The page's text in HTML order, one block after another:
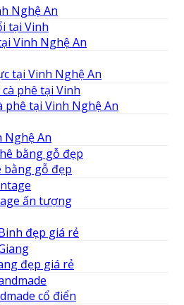
Nghệ An
Vinh Nghệ An
tại Vinh Nghệ An
phê tại Vinh Nghệ An
Nghệ An
bằng gỗ đẹp
ấn tượng
đẹp giá rẻ
đẹp giá rẻ
cổ điển